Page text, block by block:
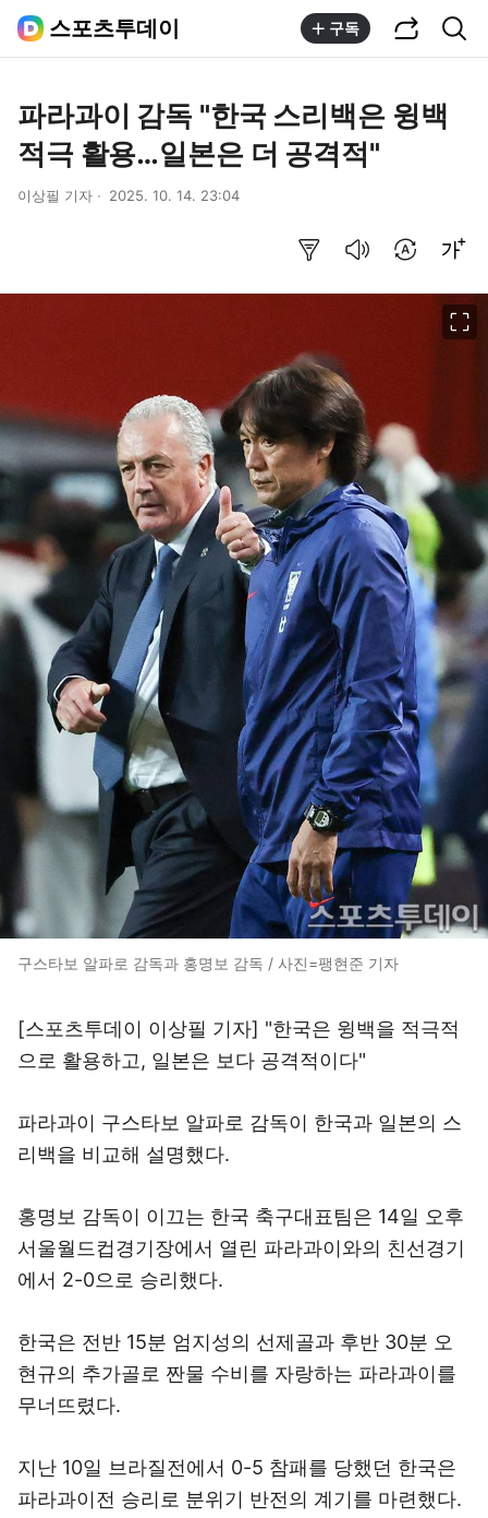
스포츠투데이 구독
파라과이 감독 "한국 스리백은 윙백
적극 활용…일본은 더 공격적"
이상필 기자 2025. 10. 14. 23:04
구스타보 알파로 감독과 홍명보 감독 / 사진=팽현준 기자
[스포츠투데이 이상필 기자] "한국은 윙백을 적극적
으로 활용하고, 일본은 보다 공격적이다"
파라과이 구스타보 알파로 감독이 한국과 일본의 스
리백을 비교해 설명했다.
홍명보 감독이 이끄는 한국 축구대표팀은 14일 오후
서울월드컵경기장에서 열린 파라과이와의 친선경기
에서 2-0으로 승리했다.
한국은 전반 15분 엄지성의 선제골과 후반 30분 오
현규의 추가골로 짠물 수비를 자랑하는 파라과이를
무너뜨렸다.
지난 10일 브라질전에서 0-5 참패를 당했던 한국은
파라과이전 승리로 분위기 반전의 계기를 마련했다.